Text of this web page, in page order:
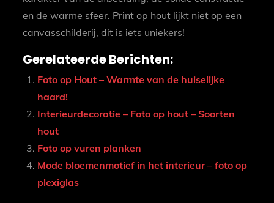
en de warme sfeer. Print op hout lijkt niet op een
canvasschilderij, dit is iets uniekers!
Gerelateerde Berichten:
Foto op Hout – Warmte van de huiselijke
haard!
Interieurdecoratie – Foto op hout – Soorten
hout
Foto op vuren planken
Mode bloemenmotief in het interieur – foto op
plexiglas